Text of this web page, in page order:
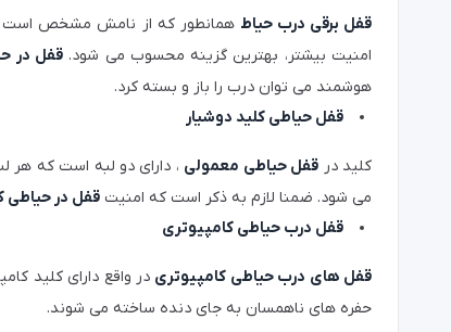
قفل برقی درب حیاط همانطور که از نامش مشخص است
امنیت بیشتر، بهترین گزینه محسوب می شود.قفل در
هوشمند می توان درب را باز و بسته کرد.
قفل حیاطی کلید دوشیار
کلید در قفل حیاطی معمولی ، دارای دو لبه است که هر
می شود. ضمنا لازم به ذکر است که امنیت قفل در حیاطی
قفل درب حیاطی کامپیوتری
قفل های درب حیاطی کامپیوتری در واقع دارای کلید
حفره های ناهمسان به جای دنده ساخته می شوند.